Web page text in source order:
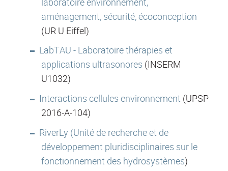
aménagement, sécurité, écoconception
(UR U Eiffel)
LabTAU - Laboratoire thérapies et
applications ultrasonores (INSERM
U1032)
Interactions cellules environnement (UPSP
2016-A-104)
RiverLy (Unité de recherche et de
développement pluridisciplinaires sur le
fonctionnement des hydrosystèmes)